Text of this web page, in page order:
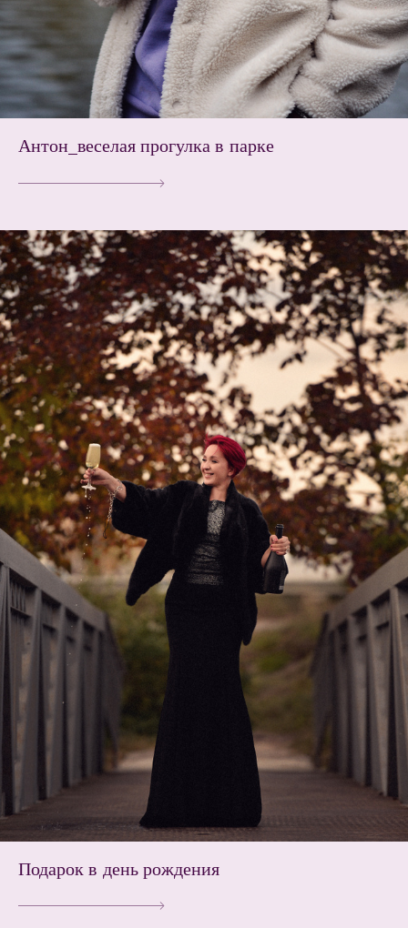
Антон_веселая прогулка в парке
Подарок в день рождения